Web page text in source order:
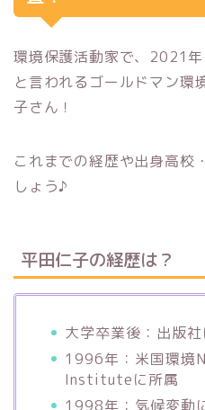
環境保護活動家で、2021
と言われるゴールドマン環
子さん！
これまでの経歴や出身高校
しょう♪
平田仁子の経歴は？
大学卒業後：出版
1996年：米国環境
Instituteに所属
1998年：気候変動